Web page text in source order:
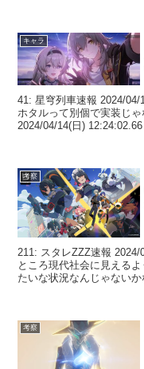
キャラ
41: 星穹列車速報 2024/04/
ホタルって別個で実装じ
2024/04/14(日) 12:24:02.66
考察
211: スタレZZZ速報
ところ現代社会に見える
たいな状況なんじゃない
考察